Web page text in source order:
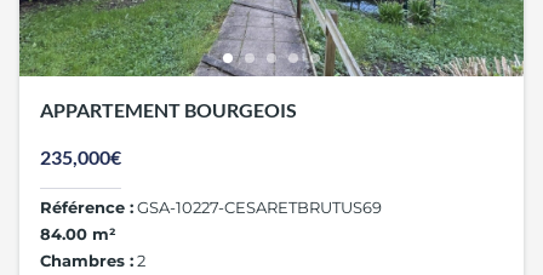
APPARTEMENT BOURGEOIS
235,000€
Référence :GSA-10227-CESARETBRUTUS69
84.00 m²
Chambres :2